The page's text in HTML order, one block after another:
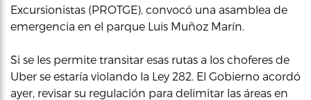
Excursionistas (PROTGE), convocó una asamblea de
emergencia en el parque Luis Muñoz Marín.
Si se les permite transitar esas rutas a los choferes de
Uber se estaría violando la Ley 282. El Gobierno acordó
ayer, revisar su regulación para delimitar las áreas en